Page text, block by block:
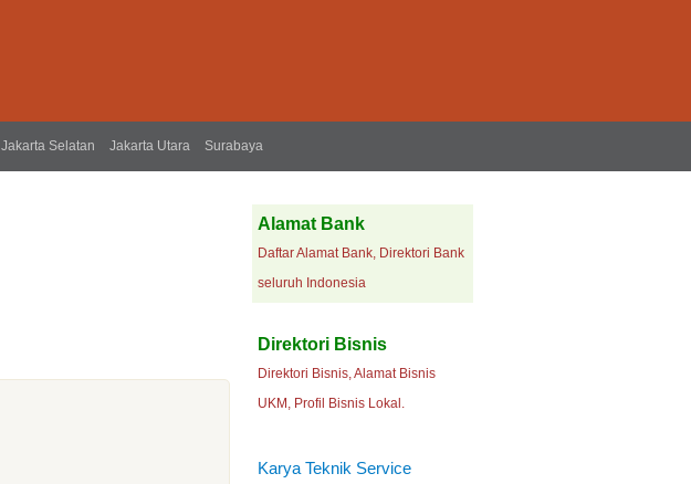
Jakarta Selatan Jakarta Utara Surabaya
Alamat Bank
Daftar Alamat Bank, Direktori Bank
seluruh Indonesia
Direktori Bisnis
Direktori Bisnis, Alamat Bisnis
UKM, Profil Bisnis Lokal.
Karya Teknik Service